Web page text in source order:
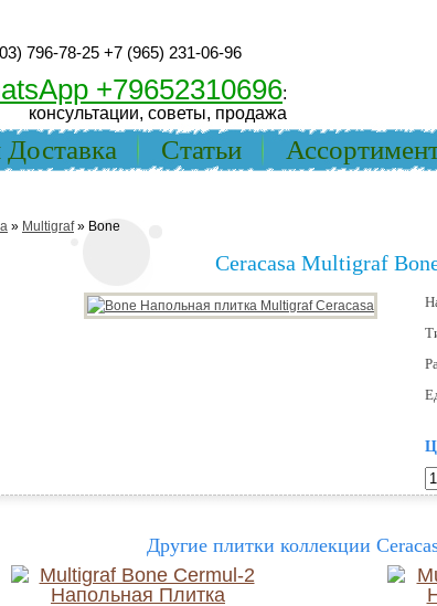
796-78-25 +7 (965) 231-06-96
+79652310696:
консультации, советы, продажа
Статьи
» Multigraf» Bone
Ceracasa Multigraf
Другие плитки коллекции